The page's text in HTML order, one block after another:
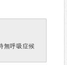
無呼吸症候